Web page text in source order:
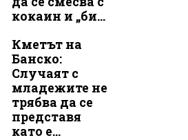
кокаин и „би...
Кметът на
Банско:
Случаят с
младежите не
трябва да се
представя
като е...